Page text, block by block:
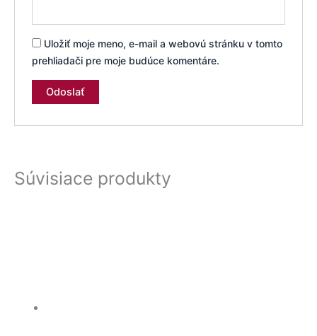
Uložiť moje meno, e-mail a webovú stránku v tomto
prehliadači pre moje budúce komentáre.
Súvisiace produkty